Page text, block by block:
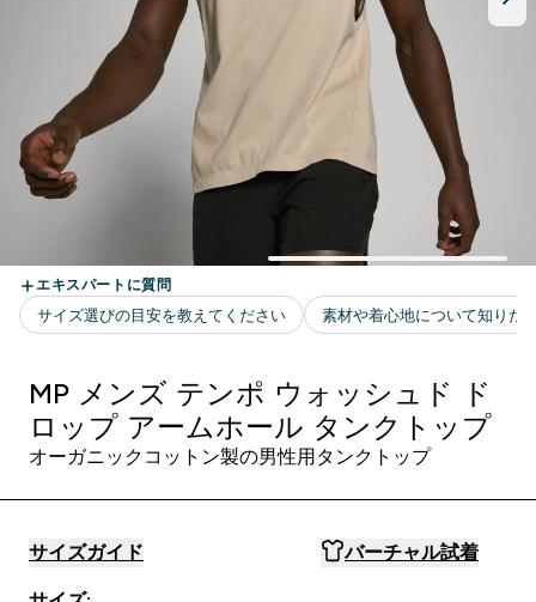
MP メンズ テンポ ウォッシュド ド
ロップ アームホール タンクトップ
オーガニックコットン製の男性用タンクトップ
サイズガイド バーチャル試着